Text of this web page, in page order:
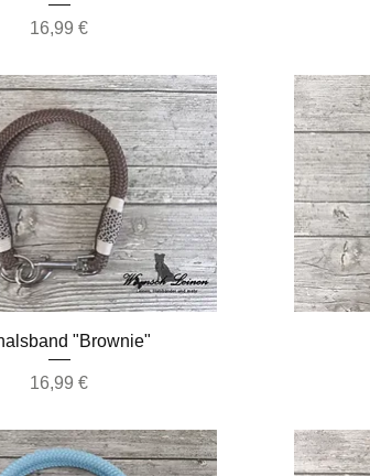
Preis
16,99 €
Schnellansicht"Brownie"
Preis
16,99 €